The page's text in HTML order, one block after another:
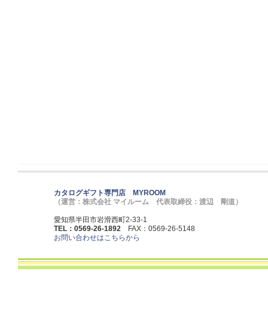
カタログギフト専門店 MYROOM
（運営：株式会社 マイルーム 代表取締役：渡辺 剛道）
愛知県半田市岩滑西町2-33-1
TEL：0569-26-1892 FAX：0569-26-5148
お問い合わせはこちらから